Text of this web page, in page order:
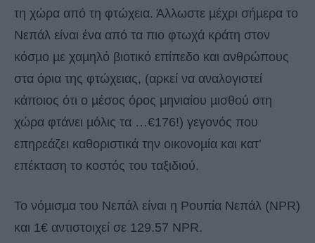
τη χώρα από τη φτώχεια. Άλλωστε µέχρι σήµερα το
Νεπάλ είναι ένα από τα πιο φτωχά κράτη στον
κόσµο µε χαµηλό βιοτικό επίπεδο και ανθρώπους
στα όρια της φτώχειας, (αρκεί να αναλογιστεί
κάποιος ότι ο µέσος όρος µηνιαίου µισθού στη
χώρα φτάνει µόλις τα …€176!) γεγονός που
επηρεάζει καθοριστικά την οικονοµία και κατ’
επέκταση το κοστός του ταξιδιού.
Το νόµισµα του Νεπάλ είναι η Ρουπία Νεπάλ (NPR)
και 1€ αντιστοιχεί σε 129.57 NPR.